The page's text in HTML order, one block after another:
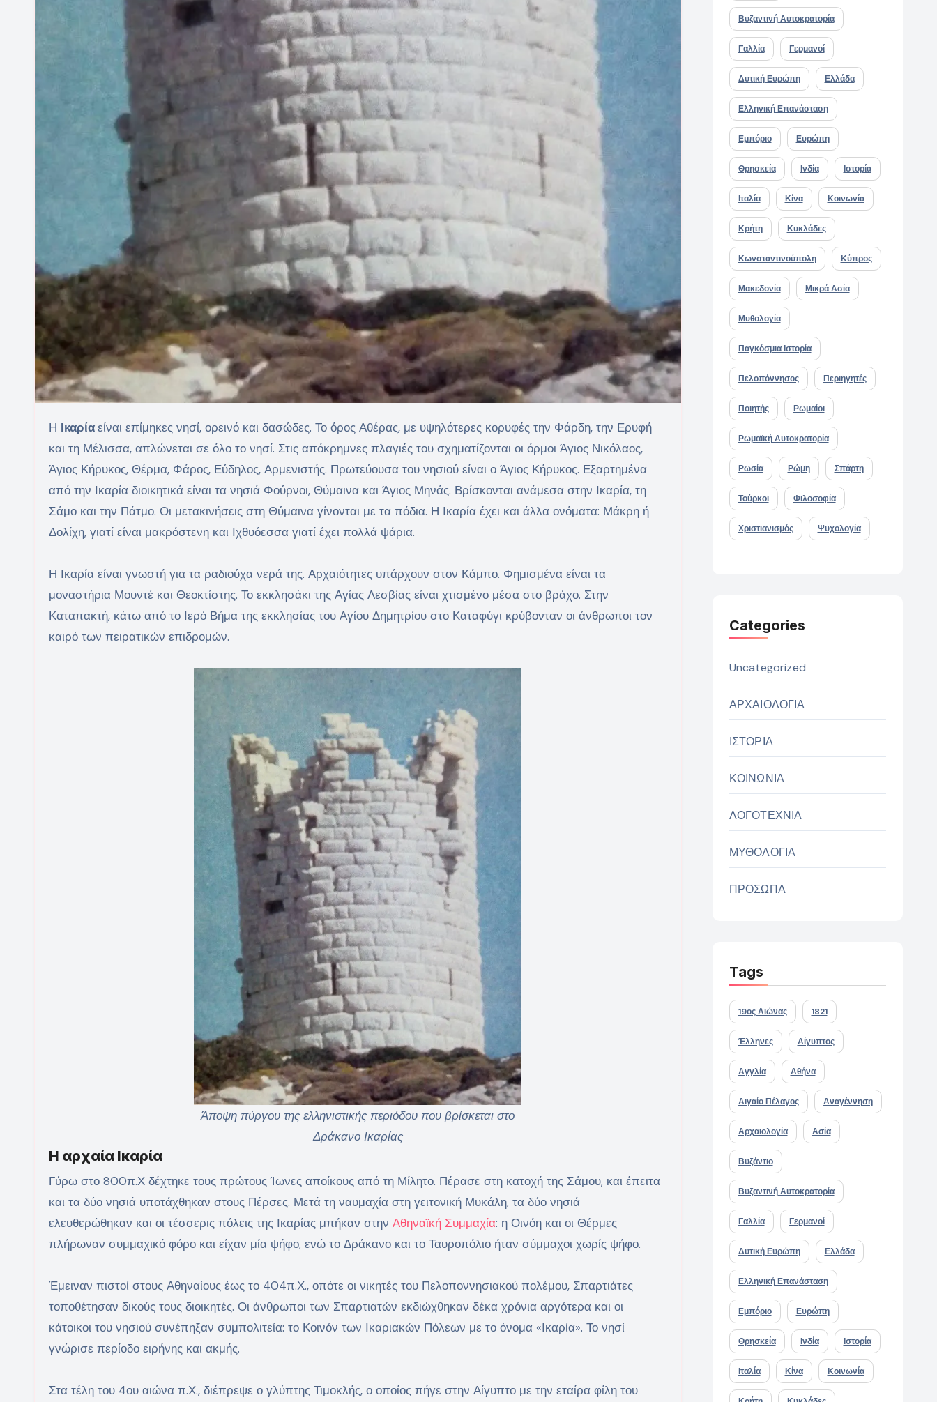
Ικαρίαείναι επίμηκες νησί, ορεινό και δασώδες. Το όρος Αθέρας, με υψηλότερες κορυφές την Φάρδη, την Ερυφή
και τη Μέλισσα, απλώνεται σε όλο το νησί. Στις απόκρημνες πλαγιές του σχηματίζονται οι όρμοι Άγιος Νικόλαος,
Άγιος Κήρυκος, Θέρμα, Φάρος, Εύδηλος, Αρμενιστής. Πρωτεύουσα του νησιού είναι ο Άγιος Κήρυκος. Εξαρτημένα
από την Ικαρία διοικητικά είναι τα νησιά Φούρνοι, Θύμαινα και Άγιος Μηνάς. Βρίσκονται ανάμεσα στην Ικαρία, τη
Σάμο και την Πάτμο. Οι μετακινήσεις στη Θύμαινα γίνονται με τα πόδια. Η Ικαρία έχει και άλλα ονόματα: Μάκρη ή
Δολίχη, γιατί είναι μακρόστενη και Ιχθυόεσσα γιατί έχει πολλά ψάρια.
Η Ικαρία είναι γνωστή για τα ραδιούχα νερά της. Αρχαιότητες υπάρχουν στον Κάμπο. Φημισμένα είναι τα
μοναστήρια Μουντέ και Θεοκτίστης. Το εκκλησάκι της Αγίας Λεσβίας είναι χτισμένο μέσα στο βράχο. Στην
Καταπακτή, κάτω από το Ιερό Βήμα της εκκλησίας του Αγίου Δημητρίου στο Καταφύγι κρύβονταν οι άνθρωποι τον
καιρό των πειρατικών επιδρομών.
Άποψη πύργου της ελληνιστικής περιόδου που βρίσκεται στο
Δράκανο Ικαρίας
Η αρχαία Ικαρία
Γύρω στο 800π.Χ δέχτηκε τους πρώτους Ίωνες αποίκους από τη Μίλητο. Πέρασε στη κατοχή της Σάμου, και έπειτα
και τα δύο νησιά υποτάχθηκαν στους Πέρσες. Μετά τη ναυμαχία στη γειτονική Μυκάλη, τα δύο νησιά
ελευθερώθηκαν και οι τέσσερις πόλεις της Ικαρίας μπήκαν στην Αθηναϊκή Συμμαχία: η Οινόη και οι Θέρμες
πλήρωναν συμμαχικό φόρο και είχαν μία ψήφο, ενώ το Δράκανο και το Ταυροπόλιο ήταν σύμμαχοι χωρίς ψήφο.
Έμειναν πιστοί στους Αθηναίους έως το 404π.Χ., οπότε οι νικητές του Πελοποννησιακού πολέμου, Σπαρτιάτες
τοποθέτησαν δικούς τους διοικητές. Οι άνθρωποι των Σπαρτιατών εκδιώχθηκαν δέκα χρόνια αργότερα και οι
κάτοικοι του νησιού συνέπηξαν συμπολιτεία: το Κοινόν των Ικαριακών Πόλεων με το όνομα «Ικαρία». Το νησί
γνώρισε περίοδο ειρήνης και ακμής.
Στα τέλη του 4ου αιώνα π.Χ., διέπρεψε ο γλύπτης Τιμοκλής, ο οποίος πήγε στην Αίγυπτο με την εταίρα φίλη του
Βυζαντινή Αυτοκρατορία
Γαλλία Γερμανοί
Δυτική Ευρώπη Ελλάδα
Ελληνική Επανάσταση
Εμπόριο Ευρώπη
Θρησκεία Ινδία Ιστορία
Ιταλία Κίνα Κοινωνία
Κρήτη Κυκλάδες
Κωνσταντινούπολη Κύπρος
Μακεδονία Μικρά Ασία
Μυθολογία
Παγκόσμια Ιστορία
Πελοπόννησος Περιηγητές
Ποιητής Ρωμαίοι
Ρωμαϊκή Αυτοκρατορία
Ρωσία Ρώμη Σπάρτη
Τούρκοι Φιλοσοφία
Χριστιανισμός Ψυχολογία
Categories
Uncategorized
ΑΡΧΑΙΟΛΟΓΙΑ
ΙΣΤΟΡΙΑ
ΚΟΙΝΩΝΙΑ
ΛΟΓΟΤΕΧΝΙΑ
ΜΥΘΟΛΟΓΙΑ
ΠΡΟΣΩΠΑ
Tags
19ος Αιώνας 1821
Έλληνες Αίγυπτος
Αγγλία Αθήνα
Αιγαίο Πέλαγος Αναγέννηση
Αρχαιολογία Ασία
Βυζάντιο
Βυζαντινή Αυτοκρατορία
Γαλλία Γερμανοί
Δυτική Ευρώπη Ελλάδα
Ελληνική Επανάσταση
Εμπόριο Ευρώπη
Θρησκεία Ινδία Ιστορία
Ιταλία Κίνα Κοινωνία